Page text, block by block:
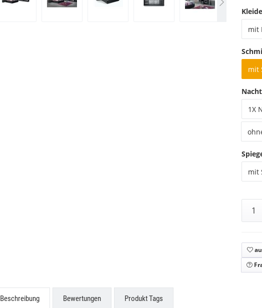
mit
mit
1X
mit
Beschreibung Bewertungen Produkt Tags
Preis auf Anfrage